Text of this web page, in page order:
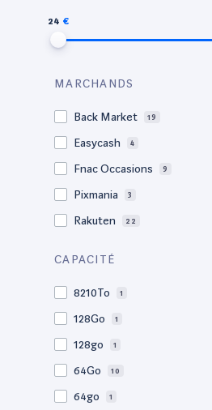
24
MARCHANDS
Back Market 19
Easycash 4
Fnac Occasions 9
Pixmania 3
Rakuten 22
CAPACITÉ
8210To 1
128Go 1
128go 1
64Go 10
64go 1